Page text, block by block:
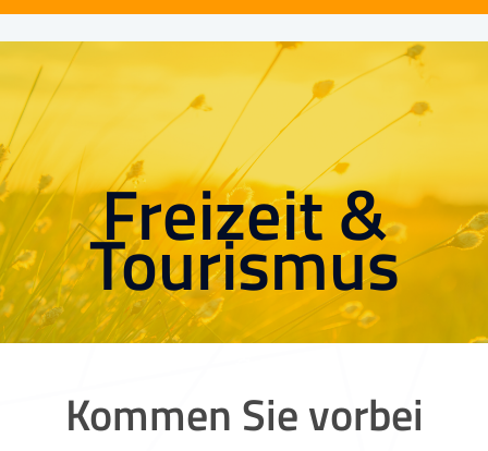
Freizeit &
Tourismus
Kommen Sie vorbei